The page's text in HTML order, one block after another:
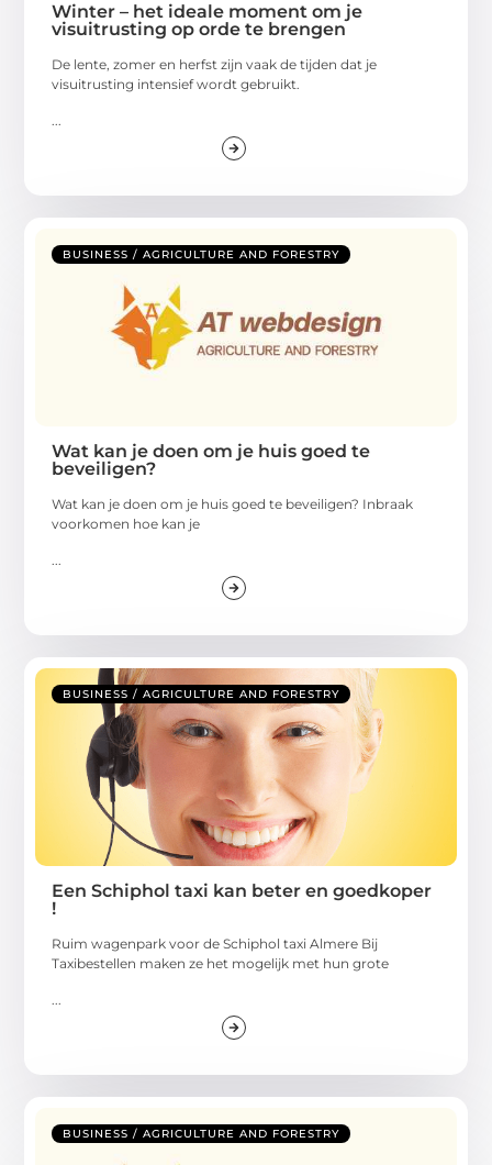
Winter – het ideale moment om je
visuitrusting op orde te brengen
De lente, zomer en herfst zijn vaak de tijden dat je
visuitrusting intensief wordt gebruikt.
BUSINESS / AGRICULTURE AND FORESTRY
Wat kan je doen om je huis goed te
beveiligen?
Wat kan je doen om je huis goed te beveiligen? Inbraak
voorkomen hoe kan je
BUSINESS / AGRICULTURE AND FORESTRY
Een Schiphol taxi kan beter en goedkoper
!
Ruim wagenpark voor de Schiphol taxi Almere Bij
Taxibestellen maken ze het mogelijk met hun grote
BUSINESS / AGRICULTURE AND FORESTRY